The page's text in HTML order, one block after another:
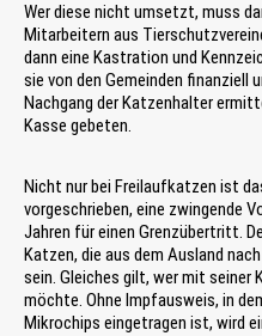
Wer diese nicht umsetzt, muss
Mitarbeitern aus
dann eine Kastration und
sie von den Gemeinden
Nachgang der Katzenhalter
Kasse gebeten.
Nicht nur bei Freilaufkatzen ist
vorgeschrieben, eine zwingende
Jahren für einen Grenzübertritt.
Katzen, die aus dem Ausland
sein. Gleiches gilt, wer mit seiner
möchte. Ohne Impfausweis, in
Mikrochips eingetragen ist, wird